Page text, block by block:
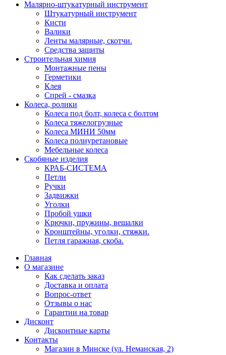
Малярно-штукатурный инструмент
Штукатурный инструмент
Кисти
Валики
Ленты малярные, скотчи.
Средства защиты
Строительная химия
Монтажные пены
Герметики
Клея
Спрей - смазка
Колеса, ролики
Колеса под болт, колеса с болтом
Колеса тяжелогрузные
Колеса МИНИ 50мм
Колеса полиуретановые
Мебельные колеса
Скобяные изделия
КРАБ-СИСТЕМА
Петли
Ручки
Задвижки
Уголки
Пробой ушки
Kрючки, пружины, вешалки
Кронштейны, уголки, стяжки.
Петля гаражная, скоба.
Главная
О магазине
Как сделать заказ
Доставка и оплата
Вопрос-ответ
Отзывы о нас
Гарантии на товар
Дисконт
Дисконтные карты
Контакты
Магазин в Минске (ул. Неманская, 2)